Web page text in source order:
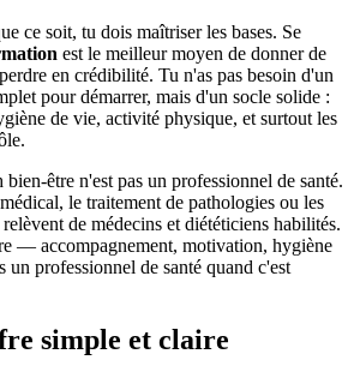
ce soit, tu dois maîtriser les bases. Se
est le meilleur moyen de donner de
en crédibilité. Tu n'as pas besoin d'un
pour démarrer, mais d'un socle solide :
de vie, activité physique, et surtout les
être n'est pas un professionnel de santé.
le traitement de pathologies ou les
de médecins et diététiciens habilités.
— accompagnement, motivation, hygiène
professionnel de santé quand c'est
simple et claire